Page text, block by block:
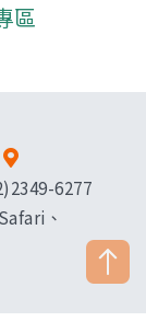
區
6277
、